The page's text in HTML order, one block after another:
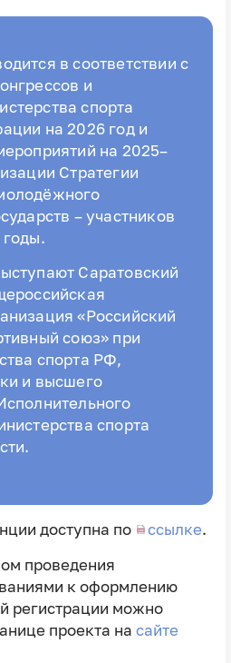
в соответствии с
и
спорта
на 2026 год и
на 2025–
Стратегии
– участников
Саратовский
«Российский
союз» при
спорта РФ,
и высшего
спорта
доступна по ссылке.
проведения
к оформлению
регистрации можно
проекта на сайте